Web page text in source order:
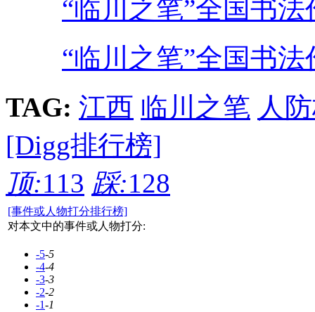
“临川之笔”全国书
“临川之笔”全国书
TAG: 江西 临川之笔 人
[Digg排行榜]
顶:113 踩:128
[事件或人物打分排行榜]
对本文中的事件或人物打分:
-5-5
-4-4
-3-3
-2-2
-1-1